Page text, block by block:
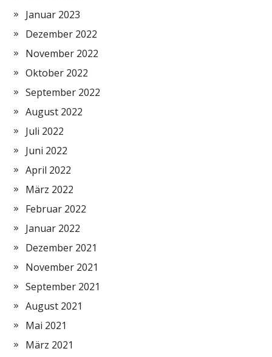
Januar 2023
Dezember 2022
November 2022
Oktober 2022
September 2022
August 2022
Juli 2022
Juni 2022
April 2022
März 2022
Februar 2022
Januar 2022
Dezember 2021
November 2021
September 2021
August 2021
Mai 2021
März 2021